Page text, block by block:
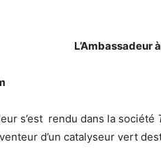
L’Ambassadeur
s’est rendu dans la société
d’un catalyseur vert